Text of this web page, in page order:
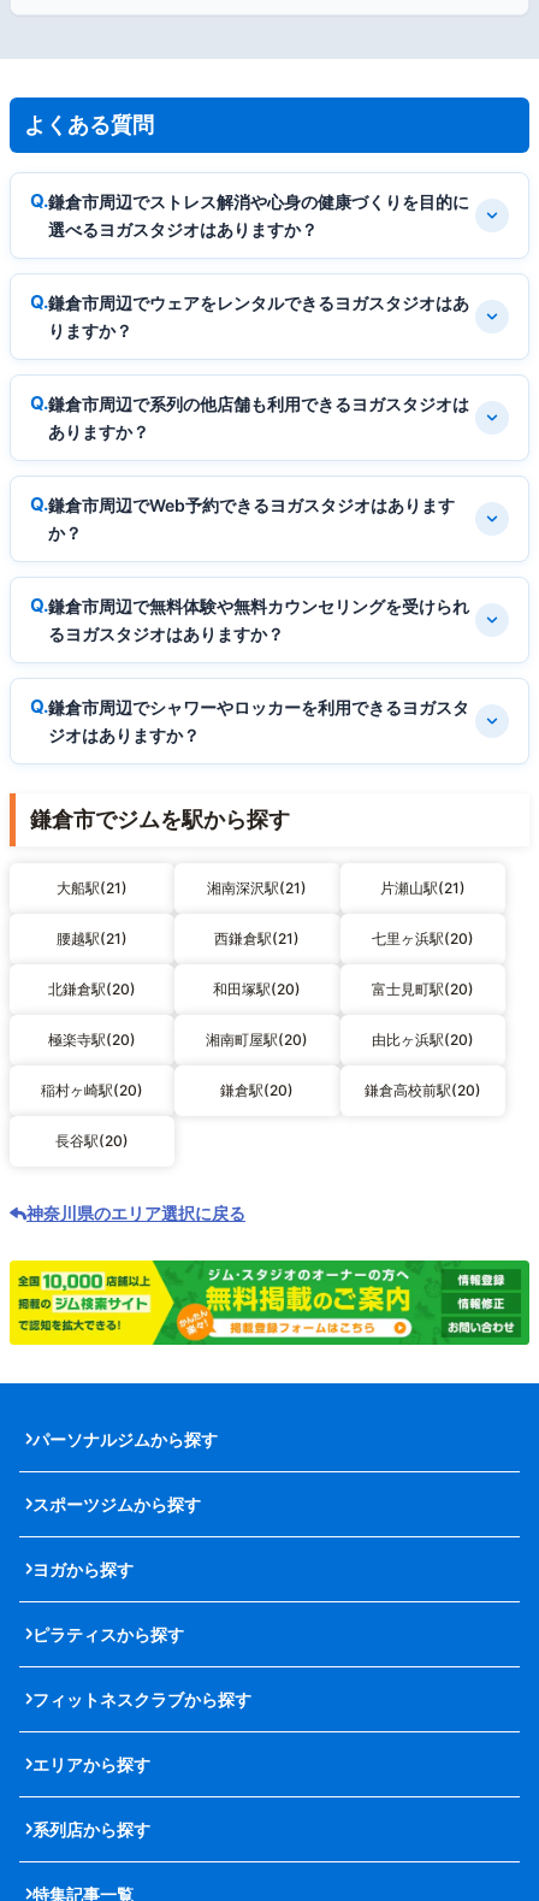
よくある質問
鎌倉市周辺でストレス解消や心身の健康づくりを目的に
選べるヨガスタジオはありますか？
鎌倉市周辺でウェアをレンタルできるヨガスタジオはあ
りますか？
鎌倉市周辺で系列の他店舗も利用できるヨガスタジオは
ありますか？
鎌倉市周辺でWeb予約できるヨガスタジオはあります
か？
鎌倉市周辺で無料体験や無料カウンセリングを受けられ
るヨガスタジオはありますか？
鎌倉市周辺でシャワーやロッカーを利用できるヨガスタ
ジオはありますか？
鎌倉市でジムを駅から探す
大船駅(21) 湘南深沢駅(21) 片瀬山駅(21)
腰越駅(21) 西鎌倉駅(21) 七里ヶ浜駅(20)
北鎌倉駅(20) 和田塚駅(20) 富士見町駅(20)
極楽寺駅(20) 湘南町屋駅(20) 由比ヶ浜駅(20)
稲村ヶ崎駅(20) 鎌倉駅(20) 鎌倉高校前駅(20)
長谷駅(20)
神奈川県のエリア選択に戻る
パーソナルジムから探す
スポーツジムから探す
ヨガから探す
ピラティスから探す
フィットネスクラブから探す
エリアから探す
系列店から探す
特集記事一覧